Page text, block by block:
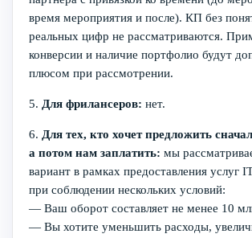
время мероприятия и после). КП без
реальных цифр не рассматриваются.
конверсии и наличие портфолио будут
плюсом при рассмотрении.
5. Для фрилансеров: нет.
6. Для тех, кто хочет предложить
а потом нам заплатить: мы
вариант в рамках предоставления услуг
при соблюдении нескольких условий:
— Ваш оборот составляет не менее 10
— Вы хотите уменьшить расходы,